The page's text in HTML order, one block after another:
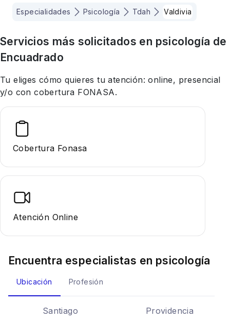
Especialidades Psicología Tdah Valdivia
Servicios más solicitados en psicología de
Encuadrado
Tu eliges cómo quieres tu atención: online, presencial
y/o con cobertura FONASA.
Cobertura Fonasa
Atención Online
Encuentra especialistas en psicología
Ubicación Profesión
Santiago
Providencia